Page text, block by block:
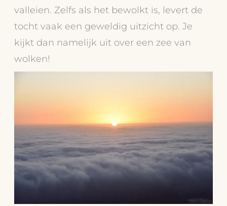
valleien. Zelfs als het bewolkt is, levert de
tocht vaak een geweldig uitzicht op. Je
kijkt dan namelijk uit over een zee van
wolken!